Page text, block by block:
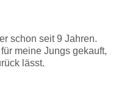
schon seit 9 Jahren.
meine Jungs gekauft,
lässt.